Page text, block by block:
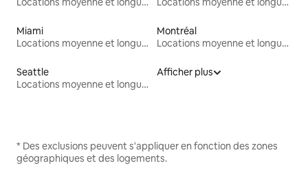
Miami
Locations moyenne et longue durée
Montréal
Locations moyenne et longue durée
Seattle
Locations moyenne et longue durée
Afficher plus
* Des exclusions peuvent s'appliquer en fonction des zones
géographiques et des logements.